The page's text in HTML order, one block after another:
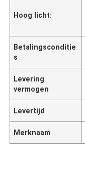
Hoog licht:
Betalingsconditie
s
Levering
vermogen
Levertijd
Merknaam